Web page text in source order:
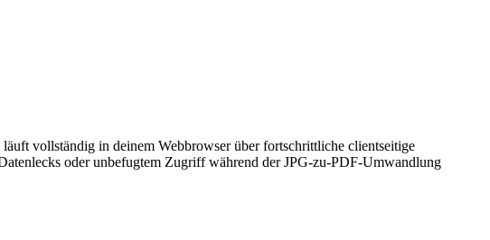
vollständig in deinem Webbrowser über fortschrittliche clientseitige
oder unbefugtem Zugriff während der JPG-zu-PDF-Umwandlung